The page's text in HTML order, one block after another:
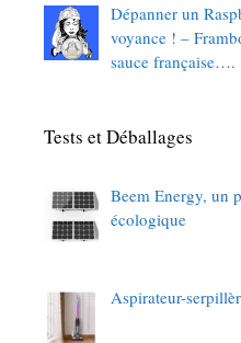
Dépanner un
voyance ! –
sauce française….
Tests et Déballages
Beem Energy, un
écologique
Aspirateur-